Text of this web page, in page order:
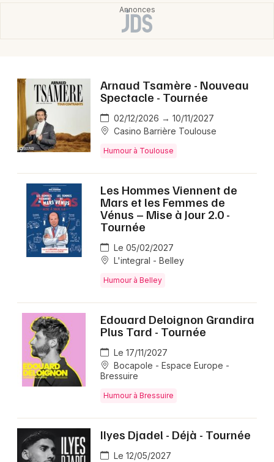
Arnaud Tsamère - Nouveau
Spectacle - Tournée
02/12/2026 → 10/11/2027
Casino Barrière Toulouse
Humour à Toulouse
Les Hommes Viennent de
Mars et les Femmes de
Vénus – Mise à Jour 2.0 -
Tournée
Le 05/02/2027
L'integral - Belley
Humour à Belley
Edouard Deloignon Grandira
Plus Tard - Tournée
Le 17/11/2027
Bocapole - Espace Europe -
Bressuire
Humour à Bressuire
Ilyes Djadel - Déjà - Tournée
Le 12/05/2027